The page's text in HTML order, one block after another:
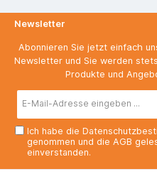
Newsletter
Abonnieren Sie jetzt einfach
Newsletter und Sie werden
Produkte und
Mail-
Ich habe die
genommen und die AGB
einverstanden.